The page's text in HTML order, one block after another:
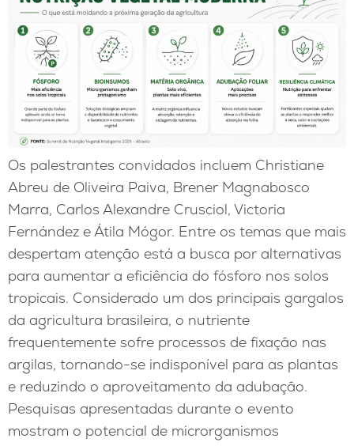
Os palestrantes convidados incluem Christiane
Abreu de Oliveira Paiva, Brener Magnabosco
Marra, Carlos Alexandre Crusciol, Victoria
Fernández e Átila Mógor. Entre os temas que mais
despertam atenção está a busca por alternativas
para aumentar a eficiência do fósforo nos solos
tropicais. Considerado um dos principais gargalos
da agricultura brasileira, o nutriente
frequentemente sofre processos de fixação nas
argilas, tornando-se indisponível para as plantas
e reduzindo o aproveitamento da adubação.
Pesquisas apresentadas durante o evento
mostram o potencial de microrganismos